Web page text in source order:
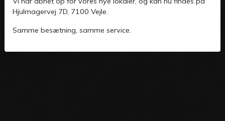
Hjulmagervej 7D, 7100 Vejle.
Samme besætning, samme service.